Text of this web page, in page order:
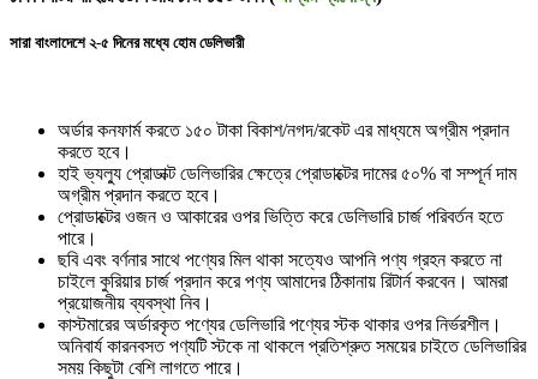
সারা বাংলাদেশে ২-৫ দিনের মধ্যে হোম ডেলিভারী
অর্ডার কনফার্ম করতে ১৫০ টাকা বিকাশ/নগদ/রকেট এর মাধ্যমে অগ্রীম প্রদান
করতে হবে।
হাই ভ্যল্যু প্রোডাক্ট ডেলিভারির ক্ষেত্রে প্রোডাক্টের দামের ৫০% বা সম্পূর্ন দাম
অগ্রীম প্রদান করতে হবে।
প্রোডাক্টের ওজন ও আকারের ওপর ভিত্তি করে ডেলিভারি চার্জ পরিবর্তন হতে
পারে।
ছবি এবং বর্ণনার সাথে পণ্যের মিল থাকা সত্যেও আপনি পণ্য গ্রহন করতে না
চাইলে কুরিয়ার চার্জ প্রদান করে পণ্য আমাদের ঠিকানায় রিটার্ন করবেন। আমরা
প্রয়োজনীয় ব্যবস্থা নিব।
কাস্টমারের অর্ডারকৃত পণ্যের ডেলিভারি পণ্যের স্টক থাকার ওপর নির্ভরশীল।
অনিবার্য কারনবসত পণ্যটি স্টকে না থাকলে প্রতিশ্রুত সময়ের চাইতে ডেলিভারির
সময় কিছুটা বেশি লাগতে পারে।